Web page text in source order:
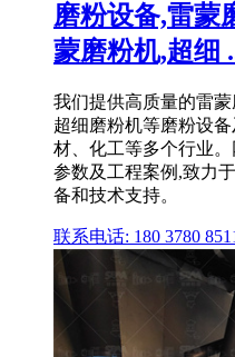
磨粉设备,雷蒙
蒙磨粉机,超细
我们提供高质量的雷
超细磨粉机等磨粉设
材、化工等多个行业
参数及工程案例,致力
备和技术支持。
联系电话: 180 3780